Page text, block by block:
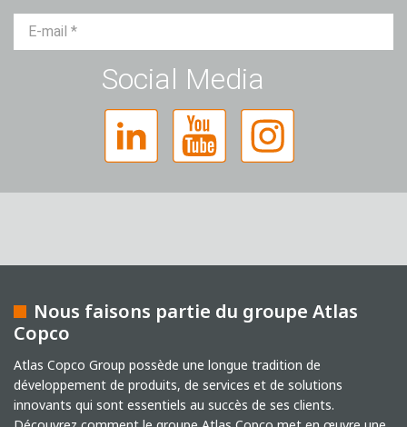
Mme Divers
Captcha
Verification Anti-Robot
Cliquez ici pour vérifier
J'ai lu la déclaration de confidentialité. J'accepte le
Social Media
Nous faisons partie du groupe Atlas
Copco
Atlas Copco Group possède une longue tradition de
développement de produits, de services et de solutions
innovants qui sont essentiels au succès de ses clients.